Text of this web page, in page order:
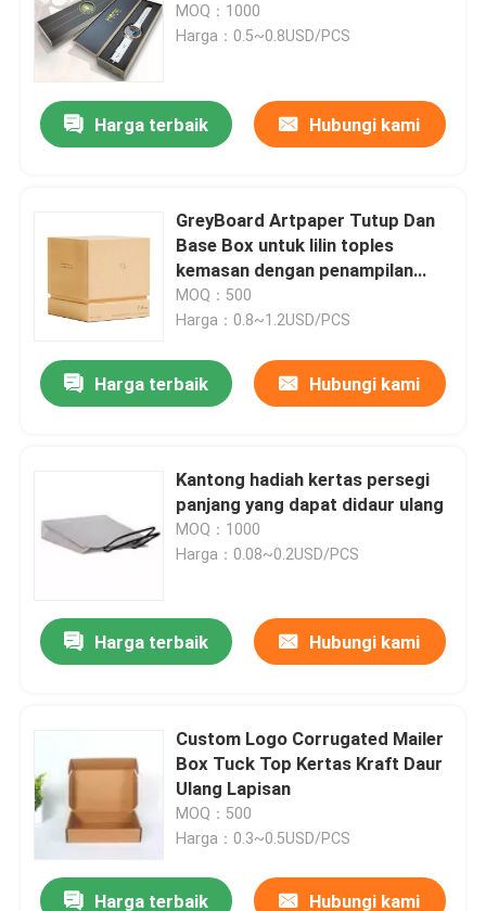
MOQ：1000
Harga：0.5~0.8USD/PCS
Harga terbaik Hubungi kami
GreyBoard Artpaper Tutup Dan
Base Box untuk lilin toples
kemasan dengan penampilan
mewah
MOQ：500
Harga：0.8~1.2USD/PCS
Harga terbaik Hubungi kami
Kantong hadiah kertas persegi
panjang yang dapat didaur ulang
MOQ：1000
Harga：0.08~0.2USD/PCS
Harga terbaik Hubungi kami
Custom Logo Corrugated Mailer
Box Tuck Top Kertas Kraft Daur
Ulang Lapisan
MOQ：500
Harga：0.3~0.5USD/PCS
Harga terbaik Hubungi kami